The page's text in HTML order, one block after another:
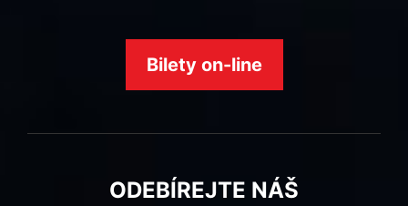
Bilety on-line
ODEBÍREJTE NÁŠ